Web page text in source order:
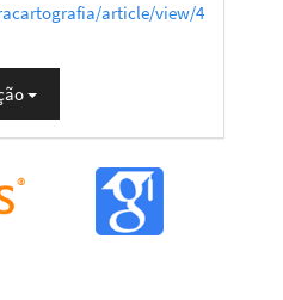
article/view/4